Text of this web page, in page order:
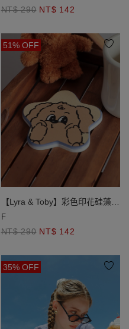
NT$ 290 NT$ 142
51% OFF
【Lyra & Toby】彩色印花硅藻土
造型杯墊
F
NT$ 290 NT$ 142
35% OFF